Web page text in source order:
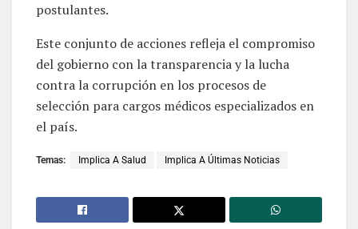
postulantes.
Este conjunto de acciones refleja el compromiso
del gobierno con la transparencia y la lucha
contra la corrupción en los procesos de
selección para cargos médicos especializados en
el país.
Temas: Implica A Salud Implica A Últimas Noticias